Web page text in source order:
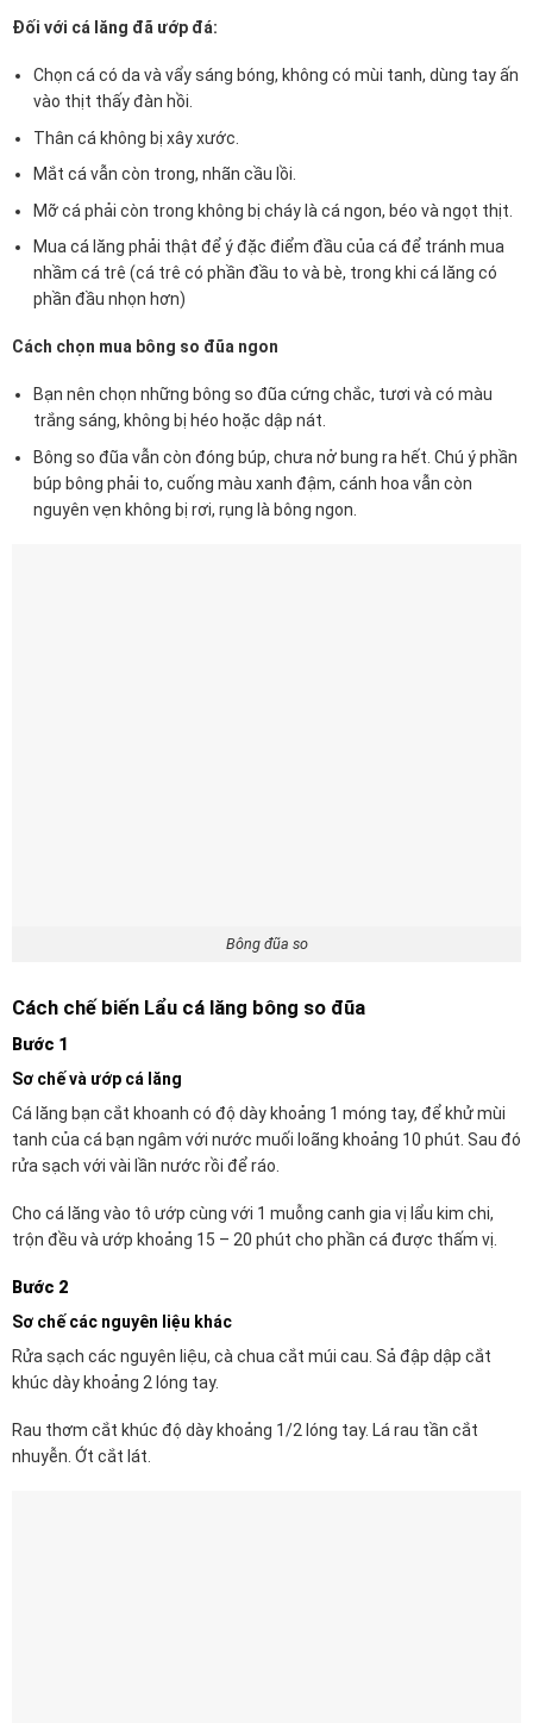
Đối với cá lăng đã ướp đá:
Chọn cá có da và vẩy sáng bóng, không có mùi tanh, dùng tay ấn
vào thịt thấy đàn hồi.
Thân cá không bị xây xước.
Mắt cá vẫn còn trong, nhãn cầu lồi.
Mỡ cá phải còn trong không bị cháy là cá ngon, béo và ngọt thịt.
Mua cá lăng phải thật để ý đặc điểm đầu của cá để tránh mua
nhầm cá trê (cá trê có phần đầu to và bè, trong khi cá lăng có
phần đầu nhọn hơn)
Cách chọn mua bông so đũa ngon
Bạn nên chọn những bông so đũa cứng chắc, tươi và có màu
trắng sáng, không bị héo hoặc dập nát.
Bông so đũa vẫn còn đóng búp, chưa nở bung ra hết. Chú ý phần
búp bông phải to, cuống màu xanh đậm, cánh hoa vẫn còn
nguyên vẹn không bị rơi, rụng là bông ngon.
Bông đũa so
Cách chế biến Lẩu cá lăng bông so đũa
Bước 1
Sơ chế và ướp cá lăng
Cá lăng bạn cắt khoanh có độ dày khoảng 1 móng tay, để khử mùi
tanh của cá bạn ngâm với nước muối loãng khoảng 10 phút. Sau đó
rửa sạch với vài lần nước rồi để ráo.
Cho cá lăng vào tô ướp cùng với 1 muỗng canh gia vị lẩu kim chi,
trộn đều và ướp khoảng 15 – 20 phút cho phần cá được thấm vị.
Bước 2
Sơ chế các nguyên liệu khác
Rửa sạch các nguyên liệu, cà chua cắt múi cau. Sả đập dập cắt
khúc dày khoảng 2 lóng tay.
Rau thơm cắt khúc độ dày khoảng 1/2 lóng tay. Lá rau tần cắt
nhuyễn. Ớt cắt lát.